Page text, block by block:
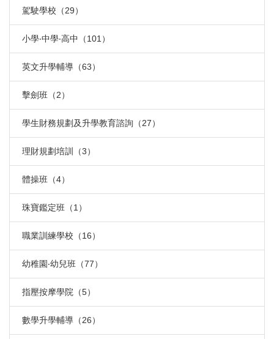
駕駛學校（29）
小學‧中學‧高中（101）
英文升學輔導（63）
擊劍班（2）
學生財務規劃及升學教育諮詢（27）
理財規劃培訓（3）
體操班（4）
珠寶鑑定班（1）
職業訓練學校（16）
幼稚園‧幼兒班（77）
指壓按摩學院（5）
數學升學輔導（26）